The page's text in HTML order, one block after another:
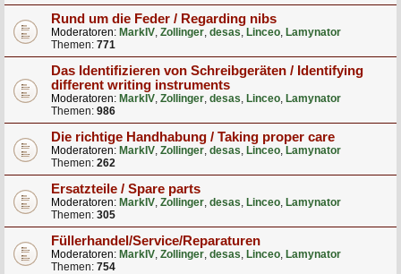
Rund um die Feder / Regarding nibs
Moderatoren: MarkIV, Zollinger, desas, Linceo, Lamynator
Themen: 771
Das Identifizieren von Schreibgeräten / Identifying
different writing instruments
Moderatoren: MarkIV, Zollinger, desas, Linceo, Lamynator
Themen: 986
Die richtige Handhabung / Taking proper care
Moderatoren: MarkIV, Zollinger, desas, Linceo, Lamynator
Themen: 262
Ersatzteile / Spare parts
Moderatoren: MarkIV, Zollinger, desas, Linceo, Lamynator
Themen: 305
Füllerhandel/Service/Reparaturen
Moderatoren: MarkIV, Zollinger, desas, Linceo, Lamynator
Themen: 754